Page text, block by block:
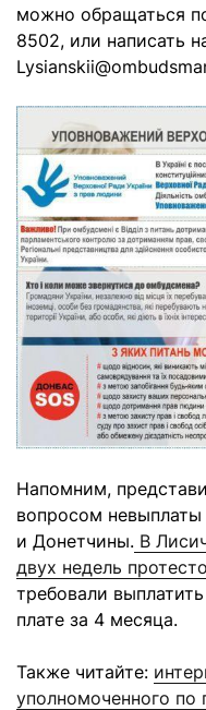
можно обращаться
8502, или написать
Напомним,
вопросом
и Донетчины. В
двух недель
требовали
плате за 4 месяца.
Также читайте:
уполномоченного по